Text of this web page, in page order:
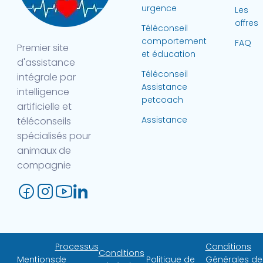
Premier site
d'assistance
intégrale par
intelligence
artificielle et
téléconseils
spécialisés pour
animaux de
compagnie
urgence
Téléconseil
comportement
et éducation
Téléconseil
Assistance
petcoach
Assistance
Les
offres
FAQ
Mentions
Processus
de
Conditions
Politique de
Conditions
Générales de